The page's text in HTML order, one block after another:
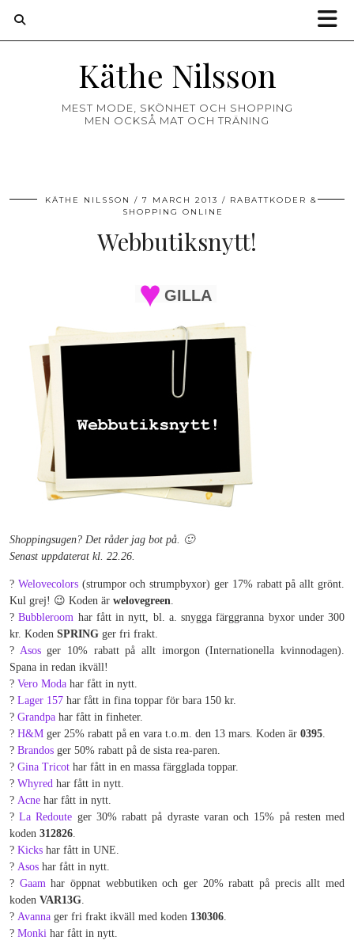
Käthe Nilsson
MEST MODE, SKÖNHET OCH SHOPPING
MEN OCKSÅ MAT OCH TRÄNING
KÄTHE NILSSON 7 MARCH 2013
RABATTKODER &
SHOPPING ONLINE
Webbutiksnytt!
GILLA
Shoppingsugen? Det råder jag bot på. 🙂
Senast uppdaterat kl. 22.26.
? Welovecolors(strumpor och strumpbyxor) ger 17% rabatt på allt grönt.
Kul grej! 😉 Koden är welovegreen.
?Bubbleroom har fått in nytt, bl. a. snygga färggranna byxor under 300
kr. Koden SPRING ger fri frakt.
? Asosger 10% rabatt på allt imorgon (Internationella kvinnodagen).
Spana in redan ikväll!
? Vero Moda har fått in nytt.
? Lager 157 har fått in fina toppar för bara 150 kr.
? Grandpa har fått in finheter.
? H&M ger 25% rabatt på en vara t.o.m. den 13 mars. Koden är 0395.
? Brandos ger 50% rabatt på de sista rea-paren.
? Gina Tricot har fått in en massa färgglada toppar.
? Whyred har fått in nytt.
? Acne har fått in nytt.
?La Redoute ger 30% rabatt på dyraste varan och 15% på resten med
koden 312826.
? Kicks har fått in UNE.
? Asos har fått in nytt.
? Gaamhar öppnat webbutiken och ger 20% rabatt på precis allt med
koden VAR13G.
? Avanna ger fri frakt ikväll med koden 130306.
? Monki har fått in nytt.